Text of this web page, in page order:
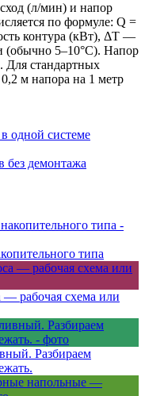
(л/мин) и напор
по формуле: Q =
контура (кВт), ΔT —
(обычно 5–10°C). Напор
Для стандартных
м напора на 1 метр
одной системе
без демонтажа
типа
— рабочая схема или
Разбираем